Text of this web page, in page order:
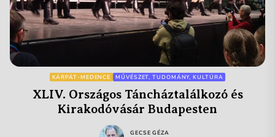
KÁRPÁT-MEDENCE MŰVÉSZET, TUDOMÁNY, KULTÚRA
XLIV. Országos Táncháztalálkozó és
Kirakodóvásár Budapesten
GECSE GÉZA